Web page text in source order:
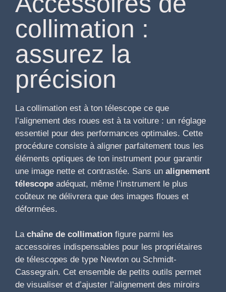
collimation :
assurez la
précision
La collimation est à ton télescope ce que
l’alignement des roues est à ta voiture : un réglage
essentiel pour des performances optimales. Cette
procédure consiste à aligner parfaitement tous les
éléments optiques de ton instrument pour garantir
une image nette et contrastée. Sans un alignement
télescope adéquat, même l’instrument le plus
coûteux ne délivrera que des images floues et
déformées.
La chaîne de collimation figure parmi les
accessoires indispensables pour les propriétaires
de télescopes de type Newton ou Schmidt-
Cassegrain. Cet ensemble de petits outils permet
de visualiser et d’ajuster l’alignement des miroirs